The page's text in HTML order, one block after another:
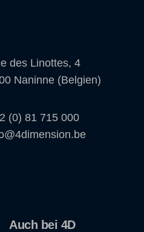
des Linottes, 4
Naninne (Belgien)
(0) 81 715 000
Auch bei 4D